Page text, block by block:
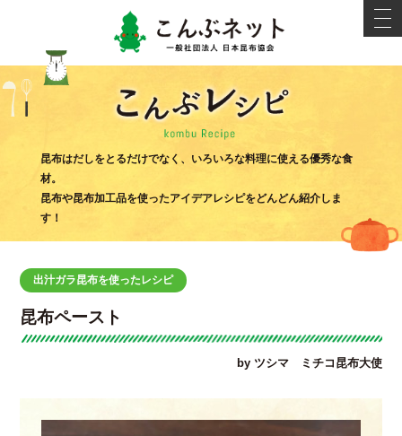
こんぶ
こんぶ
昆布はだしをとるだけでなく、いろいろな料理に使える優秀な食
材。
昆布や昆布加工品を使ったアイデアレシピをどんどん紹介しま
す！
出汁ガラ昆布を使ったレシピ
昆布ペースト
by ツシマ ミチコ昆布大使
t
o
g
n